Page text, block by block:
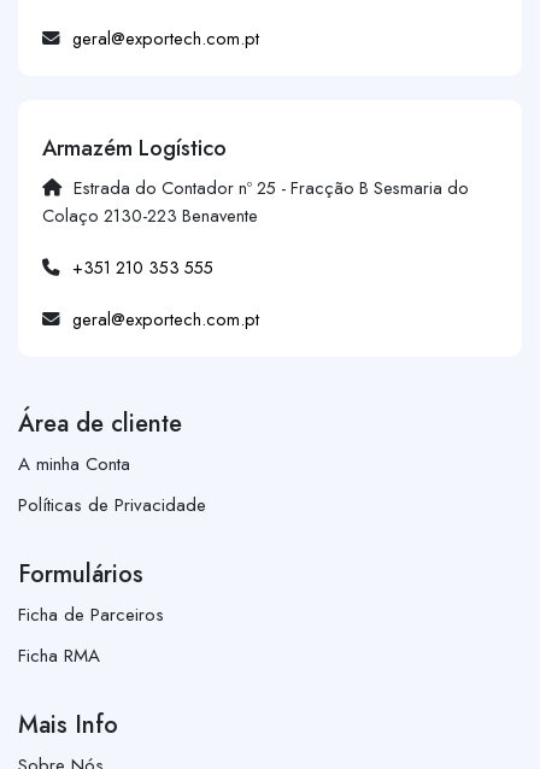
geral@exportech.com.pt
Armazém Logístico
Estrada do Contador nº 25 - Fracção B Sesmaria do
Colaço 2130-223 Benavente
+351 210 353 555
geral@exportech.com.pt
Área de cliente
A minha Conta
Políticas de Privacidade
Formulários
Ficha de Parceiros
Ficha RMA
Mais Info